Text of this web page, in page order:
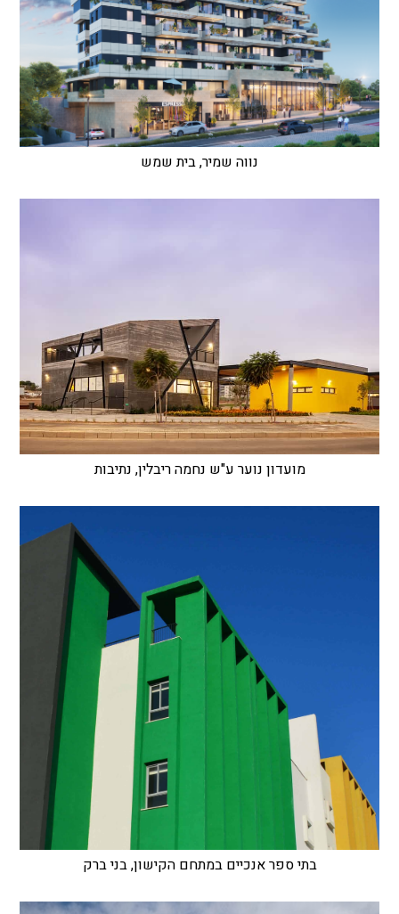
נווה שמיר, בית שמש
מועדון נוער ע"ש נחמה ריבלין, נתיבות
בתי ספר אנכיים במתחם הקישון, בני ברק